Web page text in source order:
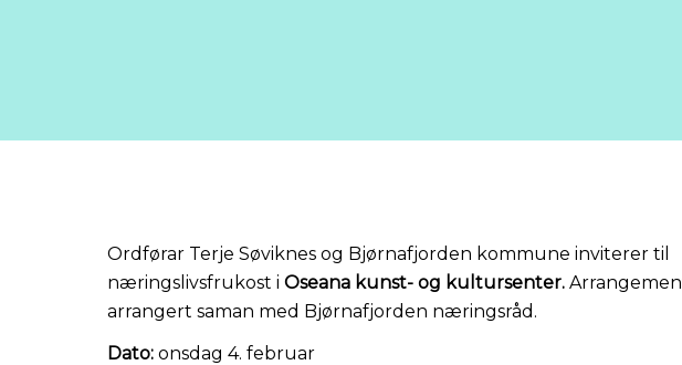
Ordførar Terje Søviknes og Bjørnafjorden kommune inviterer til
næringslivsfrukost i Oseana kunst- og kultursenter.
arrangert saman med Bjørnafjorden næringsråd.
Dato: onsdag 4. februar